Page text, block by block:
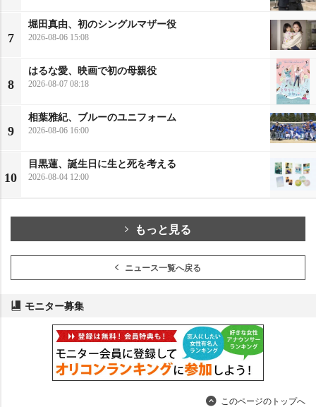
7
堀田真由、初のシングルマザー役
2026-08-06 15:08
8
はるな愛、映画で初の母親役
2026-08-07 08:18
9
相葉雅紀、ブルーのユニフォーム
2026-08-06 16:00
10
目黒蓮、誕生日に生と死を考える
2026-08-04 12:00
もっと見る
ニュース一覧へ戻る
モニター募集
このページのトップへ